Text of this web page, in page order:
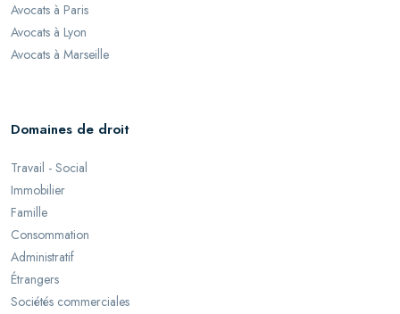
Avocats à Paris
Avocats à Lyon
Avocats à Marseille
Domaines de droit
Travail - Social
Immobilier
Famille
Consommation
Administratif
Étrangers
Sociétés commerciales